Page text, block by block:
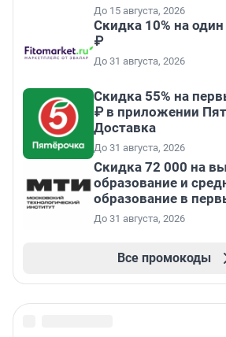
До 15 августа, 2026
Скидка 10% на
₽
До 31 августа, 2026
Скидка 55% на
₽ в приложении
Доставка
До 31 августа, 2026
Скидка 72 000 на
образование и
образование в
До 31 августа, 2026
Все промокоды